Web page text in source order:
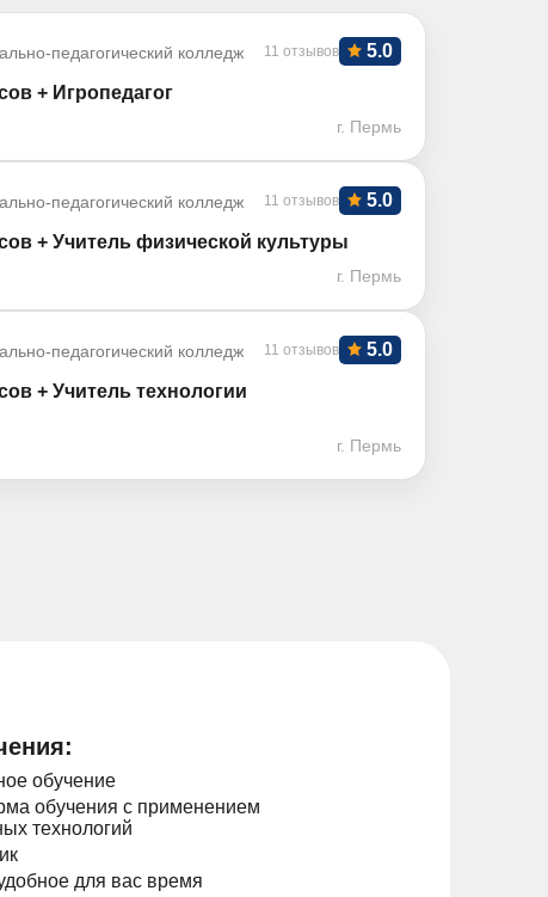
педагогический колледж 11 отзывов 5.0
+ Игропедагог
г. Пермь
педагогический колледж 11 отзывов 5.0
+ Учитель физической культуры
г. Пермь
педагогический колледж 11 отзывов 5.0
+ Учитель технологии
г. Пермь
обучение
обучения с применением
технологий
для вас время